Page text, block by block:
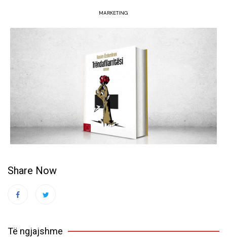
MARKETING
Share Now
Të ngjajshme